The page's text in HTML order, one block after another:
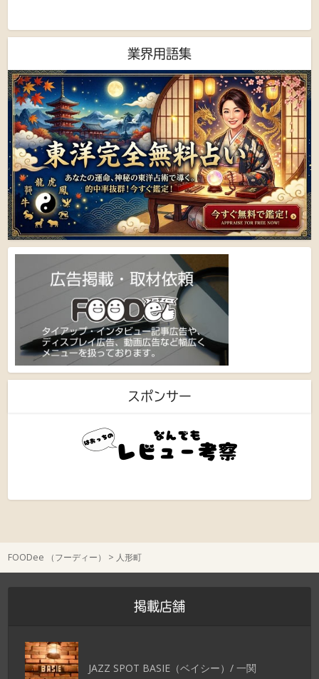
業界用語集
スポンサー
FOODee （フーディー） > 人形町
掲載店舗
JAZZ SPOT BASIE（ベイシー）/ 一関